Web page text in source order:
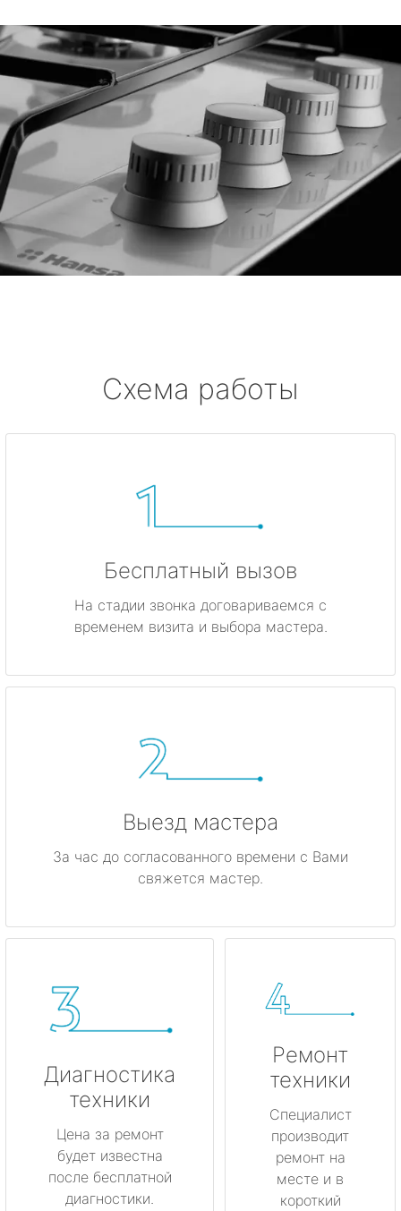
Схема работы
Бесплатный вызов
На стадии звонка договариваемся с
временем визита и выбора мастера.
Выезд мастера
За час до согласованного времени с Вами
свяжется мастер.
Диагностика
техники
Цена за ремонт
будет известна
после бесплатной
диагностики.
Ремонт
техники
Специалист
производит
ремонт на
месте и в
короткий